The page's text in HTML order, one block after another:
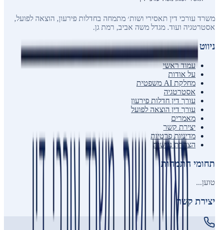
משרד עורכי דין תאסירי ושות׳ מתמחה בחדלות פירעון, הוצאה לפועל,
אסטרטגיה ועוד. מגדל משה אביב, רמת גן.
ניווט
עמוד ראשי
על אודות
מחלקת AI משפטית
אסטרטגיה
עורך דין חדלות פירעון
עורך דין הוצאה לפועל
מאמרים
יצירת קשר
מדיניות פרטיות
הצהרת נגישות
תחומי התמחות
טוען...
יצירת קשר